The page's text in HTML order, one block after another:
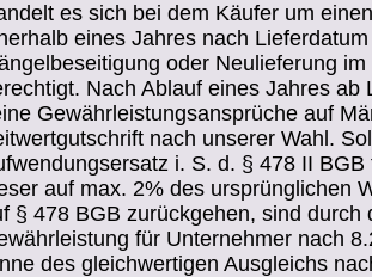
es sich bei dem Käufer um
eines Jahres nach
oder Neulieferung
Nach Ablauf eines Jahres
Gewährleistungsansprüche auf
nach unserer Wahl.
i. S. d. § 478 II
auf max. 2% des ursprünglichen
§ 478 BGB zurückgehen, sind durch
für Unternehmer nach
des gleichwertigen Ausgleichs